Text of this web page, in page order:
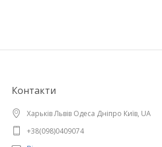
Контакти
Харьків Львів Одеса Дніпро Київ, UA
+38(098)0409074